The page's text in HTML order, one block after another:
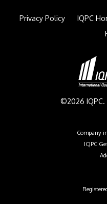
Privacy Policy IQPC
©2026 IQPC.
Company
IQPC